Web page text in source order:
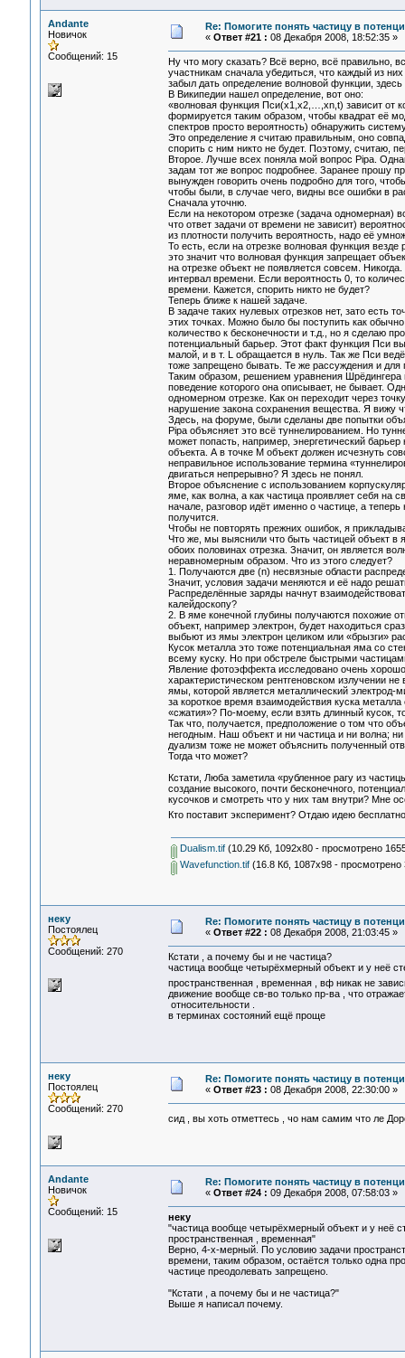
Andante
Новичок
Сообщений: 15
Re: Помогите понять частицу в
« Ответ #21 : 08 Декабря 2008, 18:52:35 »
Ну что могу сказать? Всё верно, всё правильно,
участникам сначала убедиться, что каждый из
забыл дать определение волновой функции,
В Википедии нашел определение, вот оно:
«волновая функция Пси(х1,х2,…,хn,t) зависит от
формируется таким образом, чтобы квадрат её
спектров просто вероятность) обнаружить
Это определение я считаю правильным, оно
спорить с ним никто не будет. Поэтому, считаю,
Второе. Лучше всех поняла мой вопрос Pipa.
задам тот же вопрос подробнее. Заранее прошу
вынужден говорить очень подробно для того,
чтобы были, в случае чего, видны все ошибки в
Сначала уточню.
Если на некотором отрезке (задача
что ответ задачи от времени не зависит)
из плотности получить вероятность, надо её
То есть, если на отрезке волновая функция
это значит что волновая функция запрещает
на отрезке объект не появляется совсем.
интервал времени. Если вероятность 0, то
времени. Кажется, спорить никто не будет?
Теперь ближе к нашей задаче.
В задаче таких нулевых отрезков нет, зато есть
этих точках. Можно было бы поступить как
количество к бесконечности и т.д., но я сделаю
потенциальный барьер. Этот факт функция Пси
малой, и в т. L обращается в нуль. Так же Пси
тоже запрещено бывать. Те же рассуждения и для
Таким образом, решением уравнения Шрёдингера
поведение которого она описывает, не бывает.
одномерном отрезке. Как он переходит через
нарушение закона сохранения вещества. Я вижу
Здесь, на форуме, были сделаны две попытки
Pipa объясняет это всё туннелированием. Но
может попасть, например, энергетический
объекта. А в точке M объект должен исчезнуть
неправильное использование термина
двигаться непрерывно? Я здесь не понял.
Второе объяснение с использованием
яме, как волна, а как частица проявляет себя на
начале, разговор идёт именно о частице, а
получится.
Чтобы не повторять прежних ошибок, я
Что же, мы выяснили что быть частицей объект в
обоих половинах отрезка. Значит, он является
неравномерным образом. Что из этого следует?
1. Получаются две (n) несвязные области
Значит, условия задачи меняются и её надо
Распределённые заряды начнут
калейдоскопу?
2. В яме конечной глубины получаются похожие
объект, например электрон, будет находиться
выбьют из ямы электрон целиком или «брызги»
Кусок металла это тоже потенциальная яма со
всему куску. Но при обстреле быстрыми
Явление фотоэффекта исследовано очень
характеристическом рентгеновском излучении
ямы, которой является металлический электрод-
за короткое время взаимодействия куска
«сжатия»? По-моему, если взять длинный кусок,
Так что, получается, предположение о том что
негодным. Наш объект и ни частица и ни волна;
дуализм тоже не может объяснить полученный
Тогда что может?
Кстати, Люба заметила «рубленное рагу из
создание высокого, почти бесконечного,
кусочков и смотреть что у них там внутри? Мне
Кто поставит эксперимент? Отдаю идею
Dualism.tif(10.29 Кб, 1092x80 - просмотрено
Wavefunction.tif(16.8 Кб, 1087x98 - просмотрено
неку
Постоялец
Сообщений: 270
Re: Помогите понять частицу в
« Ответ #22 : 08 Декабря 2008, 21:03:45 »
Кстати , а почему бы и не частица?
частица вообще четырёхмерный объект и у неё
пространственная , временная , вф никак не
движение вообще св-во только пр-ва , что
относительности .
в терминах состояний ещё проще
неку
Постоялец
Сообщений: 270
Re: Помогите понять частицу в
« Ответ #23 : 08 Декабря 2008, 22:30:00 »
сид , вы хоть отметтесь , чо нам самим что ле
Andante
Новичок
Сообщений: 15
Re: Помогите понять частицу в
« Ответ #24 : 09 Декабря 2008, 07:58:03 »
неку
"частица вообще четырёхмерный объект и у неё
пространственная , временная"
Верно, 4-х-мерный. По условию задачи
времени, таким образом, остаётся только одна
частице преодолевать запрещено.
"Кстати , а почему бы и не частица?"
Выше я написал почему.